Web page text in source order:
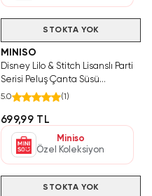
STOKTA YOK
MINISO
Disney Lilo & Stitch Lisanslı Parti
Serisi Peluş Çanta Süsü
Anahtarlık - Angel
5.0 (1 )
699,99 TL
Miniso
Özel Koleksiyon
STOKTA YOK